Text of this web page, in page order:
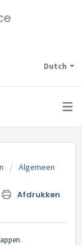
Dutch
Algemeen
Afdrukken